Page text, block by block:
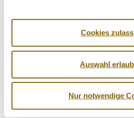
Cookies
Auswahl
Nur notwendige
Nebenwirkungen verbunden.
Risiko und Nutzen genau
Athleten widerspricht diesem
Medizin. Zu behaupten, dass
sicherer sei, weil ein Arzt beteiligt
vor, die darauf schließen lassen,
weniger gefährlich ist, wenn es